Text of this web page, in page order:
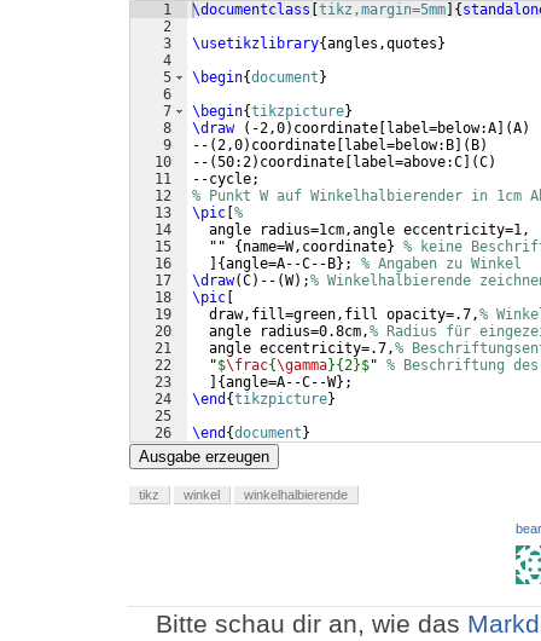
1
2
3
4
5
6
7
8
9
10
11
12
13
14
15
16
17
18
19
20
21
22
23
24
25
26
\documentclass tikz,margin=5mm {
\usetikzlibrary{angles,quotes }
\begin{document }
\begin{tikzpicture}
\draw
( -2,0) coordinate label=below:A (A)
-- (2,0) coordinate label=below:B ( B)
-- (50:2) coordinate label=above:C (C)
--cycle;
% Punkt W auf Winkelhalbierender in 1cm
\pic %
  angle radius=1cm,angle eccentricity=1,
  ""
{ name=W,coordinate} % keine
{angle=A--C--B} ; % Angaben zu Winkel
\draw(C) -- (W) ;% Winkelhalbierende
\pic
  draw,fill=green,fill opacity=.7,
%
  angle radius=0.8cm,
% Radius für
  angle eccentricity=.7,
%
  "
$\frac{\gamma}{2}$" % Beschriftung
{angle=A--C--W} ;
\end {tikzpicture}
\end {document }
Ausgabe erzeugen
tikz winkel winkelhalbierende
Bitte schau dir an, wie das